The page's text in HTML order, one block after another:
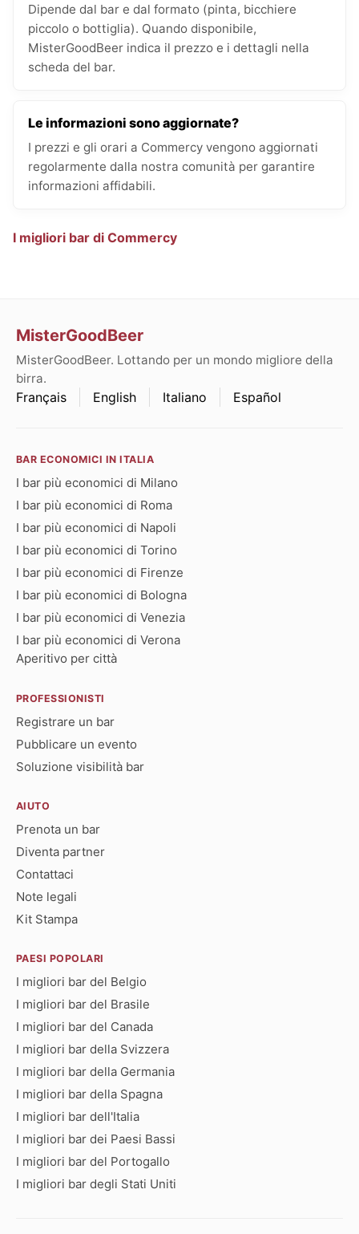
Dipende dal bar e dal formato (pinta, bicchiere
piccolo o bottiglia). Quando disponibile,
MisterGoodBeer indica il prezzo e i dettagli nella
scheda del bar.
Le informazioni sono aggiornate?
I prezzi e gli orari a Commercy vengono aggiornati
regolarmente dalla nostra comunità per garantire
informazioni affidabili.
I migliori bar di Commercy
MisterGoodBeer
MisterGoodBeer. Lottando per un mondo migliore della
birra.
Français English Italiano Español
BAR ECONOMICI IN ITALIA
I bar più economici di Milano
I bar più economici di Roma
I bar più economici di Napoli
I bar più economici di Torino
I bar più economici di Firenze
I bar più economici di Bologna
I bar più economici di Venezia
I bar più economici di Verona
Aperitivo per città
PROFESSIONISTI
Registrare un bar
Pubblicare un evento
Soluzione visibilità bar
AIUTO
Prenota un bar
Diventa partner
Contattaci
Note legali
Kit Stampa
PAESI POPOLARI
I migliori bar del Belgio
I migliori bar del Brasile
I migliori bar del Canada
I migliori bar della Svizzera
I migliori bar della Germania
I migliori bar della Spagna
I migliori bar dell'Italia
I migliori bar dei Paesi Bassi
I migliori bar del Portogallo
I migliori bar degli Stati Uniti